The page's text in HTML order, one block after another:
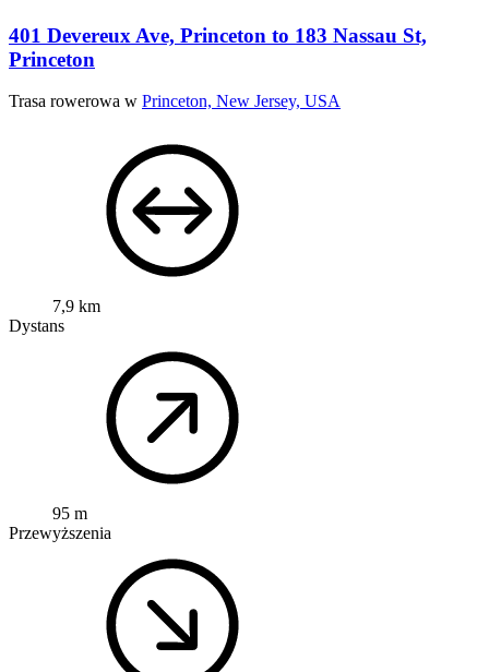
401 Devereux Ave, Princeton to 183 Nassau St,
Princeton
Trasa rowerowa w Princeton, New Jersey, USA
7,9 km
Dystans
95 m
Przewyższenia